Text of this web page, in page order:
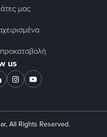
μας
us
All Rights Reserved.